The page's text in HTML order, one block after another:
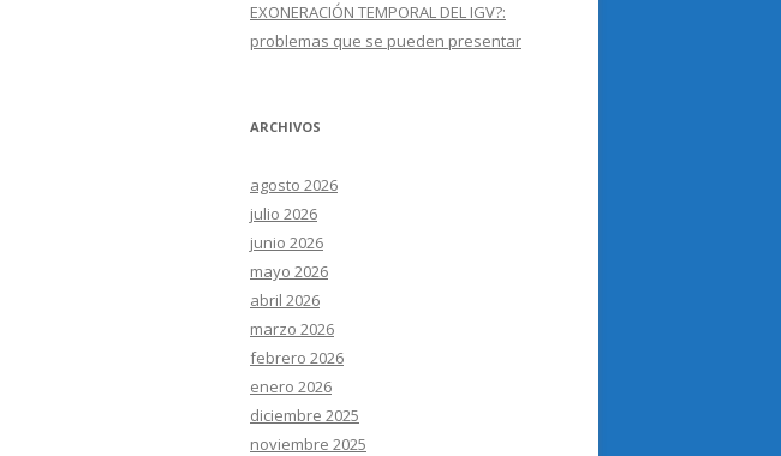
EXONERACIÓN TEMPORAL DEL IGV?:
problemas que se pueden presentar
ARCHIVOS
agosto 2026
julio 2026
junio 2026
mayo 2026
abril 2026
marzo 2026
febrero 2026
enero 2026
diciembre 2025
noviembre 2025